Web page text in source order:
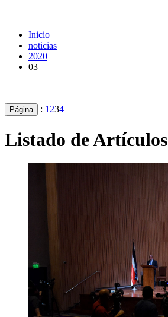
Inicio
noticias
2020
03
Página : 1 234
Listado de Artículos